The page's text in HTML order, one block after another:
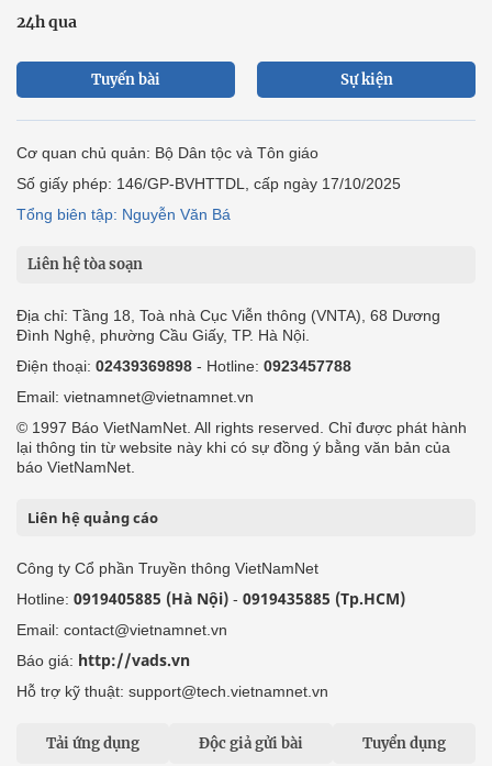
24h qua
Tuyến bài Sự kiện
Cơ quan chủ quản: Bộ Dân tộc và Tôn giáo
Số giấy phép: 146/GP-BVHTTDL, cấp ngày 17/10/2025
Tổng biên tập: Nguyễn Văn Bá
Liên hệ tòa soạn
Địa chỉ: Tầng 18, Toà nhà Cục Viễn thông (VNTA), 68 Dương
Đình Nghệ, phường Cầu Giấy, TP. Hà Nội.
Điện thoại: 02439369898 - Hotline: 0923457788
Email: vietnamnet@vietnamnet.vn
© 1997 Báo VietNamNet. All rights reserved. Chỉ được phát hành
lại thông tin từ website này khi có sự đồng ý bằng văn bản của
báo VietNamNet.
Liên hệ quảng cáo
Công ty Cổ phần Truyền thông VietNamNet
Hotline: 0919405885 (Hà Nội) - 0919435885 (Tp.HCM)
Email: contact@vietnamnet.vn
Báo giá: http://vads.vn
Hỗ trợ kỹ thuật: support@tech.vietnamnet.vn
Tải ứng dụng Độc giả gửi bài Tuyển dụng